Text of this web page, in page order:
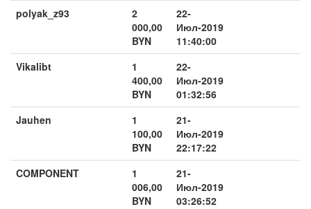
polyak_z93
2
000,00
BYN
22-
Июл-2019
11:40:00
Vikalibt
1
400,00
BYN
22-
Июл-2019
01:32:56
Jauhen
1
100,00
BYN
21-
Июл-2019
22:17:22
COMPONENT
1
006,00
BYN
21-
Июл-2019
03:26:52